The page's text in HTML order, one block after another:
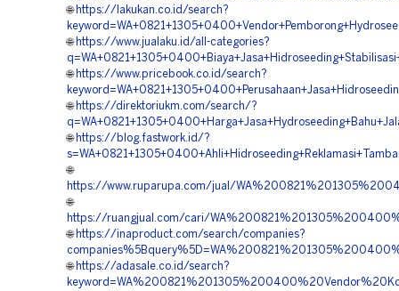
🌐 https://lakukan.co.id/search?
🌐 https://www.jualaku.id/all-categories?
🌐 https://www.pricebook.co.id/search?
🌐 https://direktoriukm.com/search/?
🌐 https://blog.fastwork.id/?
🌐
https://www.ruparupa.com/jual/
🌐
https://ruangjual.com/cari/
🌐 https://inaproduct.com/search/companies?
🌐 https://adasale.co.id/search?